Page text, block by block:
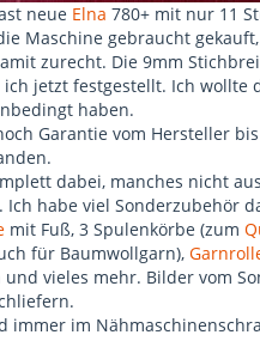
neue Elna 780+ mit nur 11
Maschine gebraucht
zurecht. Die 9mm
jetzt festgestellt. Ich wollte
haben.
Garantie vom Hersteller
dabei, manches nicht
habe viel Sonderzubehör
mit Fuß, 3 Spulenkörbe (zum
für Baumwollgarn),
vieles mehr. Bilder vom
immer im